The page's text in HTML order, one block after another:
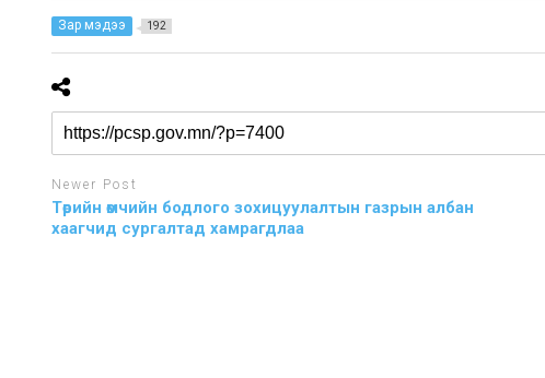
Зар мэдээ 192
Newer Post
Төрийн өмчийн бодлого зохицуулалтын газрын албан
хаагчид сургалтад хамрагдлаа